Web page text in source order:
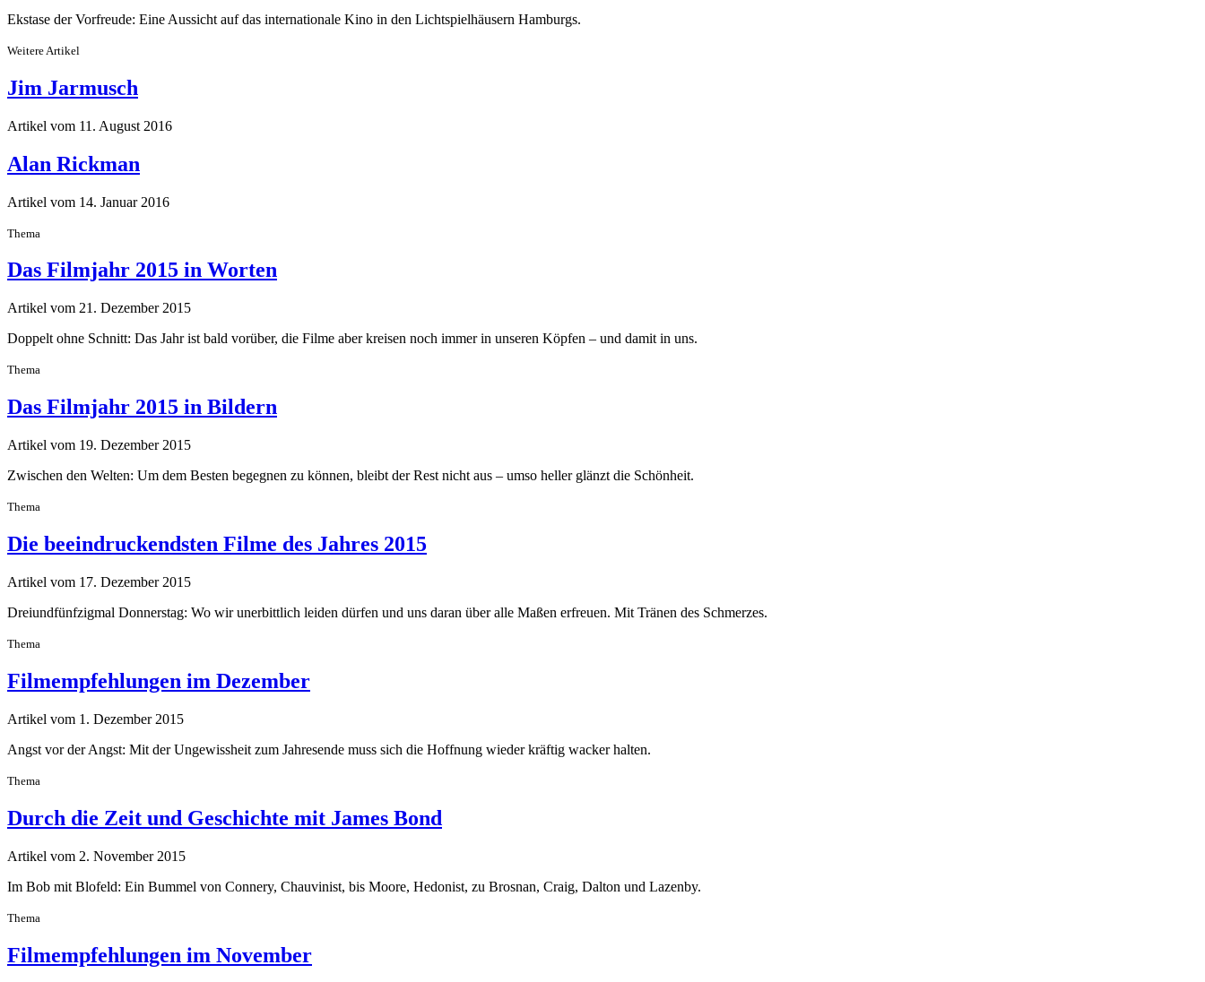
Ekstase der Vorfreude: Eine Aussicht auf das internationale Kino in den Lichtspielhäusern Hamburgs.
Weitere Artikel
Jim Jarmusch
Artikel vom 11. August 2016
Alan Rickman
Artikel vom 14. Januar 2016
Thema
Das Filmjahr 2015 in Worten
Artikel vom 21. Dezember 2015
Doppelt ohne Schnitt: Das Jahr ist bald vorüber, die Filme aber kreisen noch immer in unseren Köpfen – und damit in uns.
Thema
Das Filmjahr 2015 in Bildern
Artikel vom 19. Dezember 2015
Zwischen den Welten: Um dem Besten begegnen zu können, bleibt der Rest nicht aus – umso heller glänzt die Schönheit.
Thema
Die beeindruckendsten Filme des Jahres 2015
Artikel vom 17. Dezember 2015
Dreiundfünfzigmal Donnerstag: Wo wir unerbittlich leiden dürfen und uns daran über alle Maßen erfreuen. Mit Tränen des Schmerzes.
Thema
Filmempfehlungen im Dezember
Artikel vom 1. Dezember 2015
Angst vor der Angst: Mit der Ungewissheit zum Jahresende muss sich die Hoffnung wieder kräftig wacker halten.
Thema
Durch die Zeit und Geschichte mit James Bond
Artikel vom 2. November 2015
Im Bob mit Blofeld: Ein Bummel von Connery, Chauvinist, bis Moore, Hedonist, zu Brosnan, Craig, Dalton und Lazenby.
Thema
Filmempfehlungen im November